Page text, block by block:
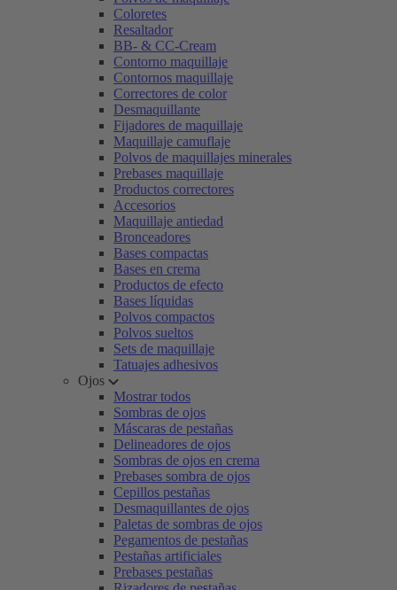
Coloretes
Resaltador
BB- & CC-Cream
Contorno maquillaje
Contornos maquillaje
Correctores de color
Desmaquillante
Fijadores de maquillaje
Maquillaje camuflaje
Polvos de maquillajes minerales
Prebases maquillaje
Productos correctores
Accesorios
Maquillaje antiedad
Bronceadores
Bases compactas
Bases en crema
Productos de efecto
Bases líquidas
Polvos compactos
Polvos sueltos
Sets de maquillaje
Tatuajes adhesivos
Ojos
Mostrar todos
Sombras de ojos
Máscaras de pestañas
Delineadores de ojos
Sombras de ojos en crema
Prebases sombra de ojos
Cepillos pestañas
Desmaquillantes de ojos
Paletas de sombras de ojos
Pegamentos de pestañas
Pestañas artificiales
Prebases pestañas